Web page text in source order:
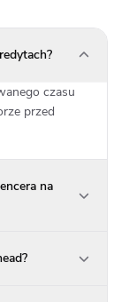
czasu
przed
na